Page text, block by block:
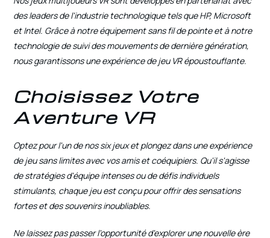
des leaders de l'industrie technologique tels que HP, Microsoft
et Intel. Grâce à notre équipement sans fil de pointe et à notre
technologie de suivi des mouvements de dernière génération,
nous garantissons une expérience de jeu VR époustouflante.
Choisissez Votre
Aventure VR
Optez pour l'un de nos six jeux et plongez dans une expérience
de jeu sans limites avec vos amis et coéquipiers. Qu'il s'agisse
de stratégies d'équipe intenses ou de défis individuels
stimulants, chaque jeu est conçu pour offrir des sensations
fortes et des souvenirs inoubliables.
Ne laissez pas passer l'opportunité d'explorer une nouvelle ère